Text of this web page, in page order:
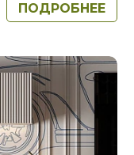
ПОДРОБНЕЕ